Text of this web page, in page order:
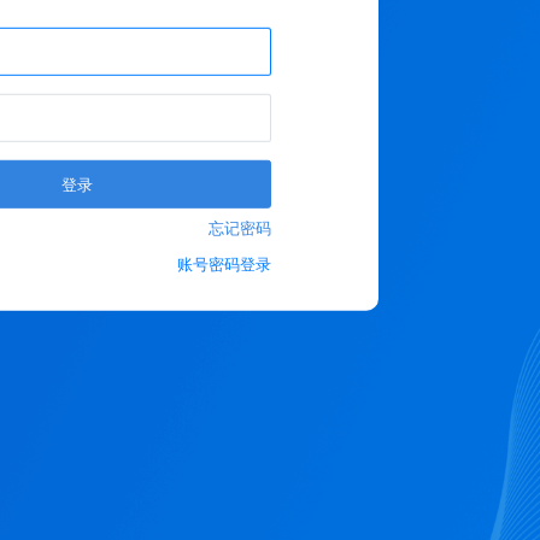
登录
忘记密码
账号密码登录